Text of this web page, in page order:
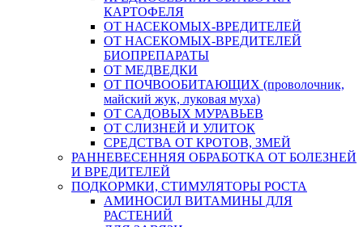
КАРТОФЕЛЯ
ОТ НАСЕКОМЫХ-ВРЕДИТЕЛЕЙ
ОТ НАСЕКОМЫХ-ВРЕДИТЕЛЕЙ
БИОПРЕПАРАТЫ
ОТ МЕДВЕДКИ
ОТ ПОЧВООБИТАЮЩИХ (проволочник,
майский жук, луковая муха)
ОТ САДОВЫХ МУРАВЬЕВ
ОТ СЛИЗНЕЙ И УЛИТОК
СРЕДСТВА ОТ КРОТОВ, ЗМЕЙ
РАННЕВЕСЕННЯЯ ОБРАБОТКА ОТ БОЛЕЗНЕЙ
И ВРЕДИТЕЛЕЙ
ПОДКОРМКИ, СТИМУЛЯТОРЫ РОСТА
АМИНОСИЛ ВИТАМИНЫ ДЛЯ
РАСТЕНИЙ